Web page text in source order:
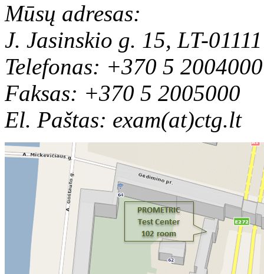
Mūsų adresas:
J. Jasinskio g. 15, LT-
Telefonas: +370 5 2004000
Faksas: +370 5 2005000
El. Paštas: exam(at)ctg.lt